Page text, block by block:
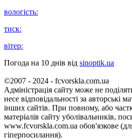
вологість:
тиск:
вітер:
Погода на 10 днів від sinoptik.ua
©2007 - 2024 - fcvorskla.com.ua
Адміністрація сайту може не
несе відповідальності за авторські
інших сайтів. При повному, або
матеріалів сайту уболівальників,
www.fcvorskla.com.ua обов'язкове
гіперпосилання).